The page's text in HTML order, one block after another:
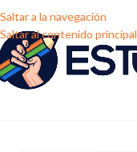
Saltar a la navegación
Saltar al contenido principal